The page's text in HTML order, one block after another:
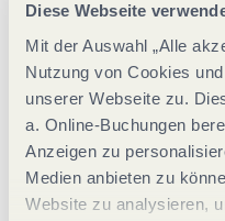
Diese Webseite
Mit der Auswahl „Alle
Nutzung von Cookies
unserer Webseite zu.
a. Online-Buchungen
Anzeigen zu
Medien anbieten zu
Website zu analysieren,
Einrichtungen
Lage
Betten &